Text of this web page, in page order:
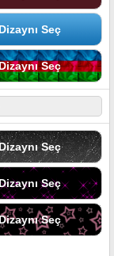
Seç
Seç
Seç
Seç
Seç